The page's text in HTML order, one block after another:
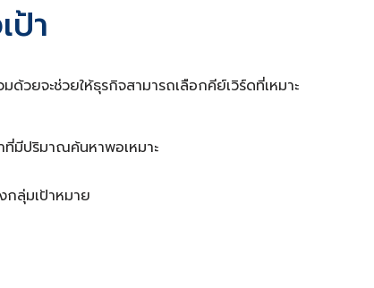
า
ยจะช่วยให้ธุรกิจสามารถเลือกคีย์เวิร์ดที่เหมาะ
มีปริมาณค้นหาพอเหมาะ
กลุ่มเป้าหมาย